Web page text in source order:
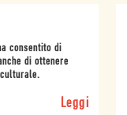
consentito di
di ottenere
Leggi